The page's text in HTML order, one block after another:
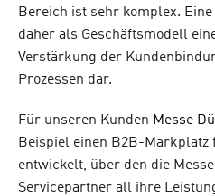
Bereich ist sehr komplex.
daher als Geschäftsmodell
Verstärkung der
Prozessen dar.
Für unseren Kunden Messe
Beispiel einen B2B-Markplatz
entwickelt, über den die
Servicepartner all ihre